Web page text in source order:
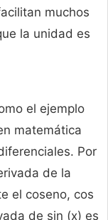
muchos
la unidad es
el ejemplo
matemática
Por
de la
el coseno, cos
de sin (x) es